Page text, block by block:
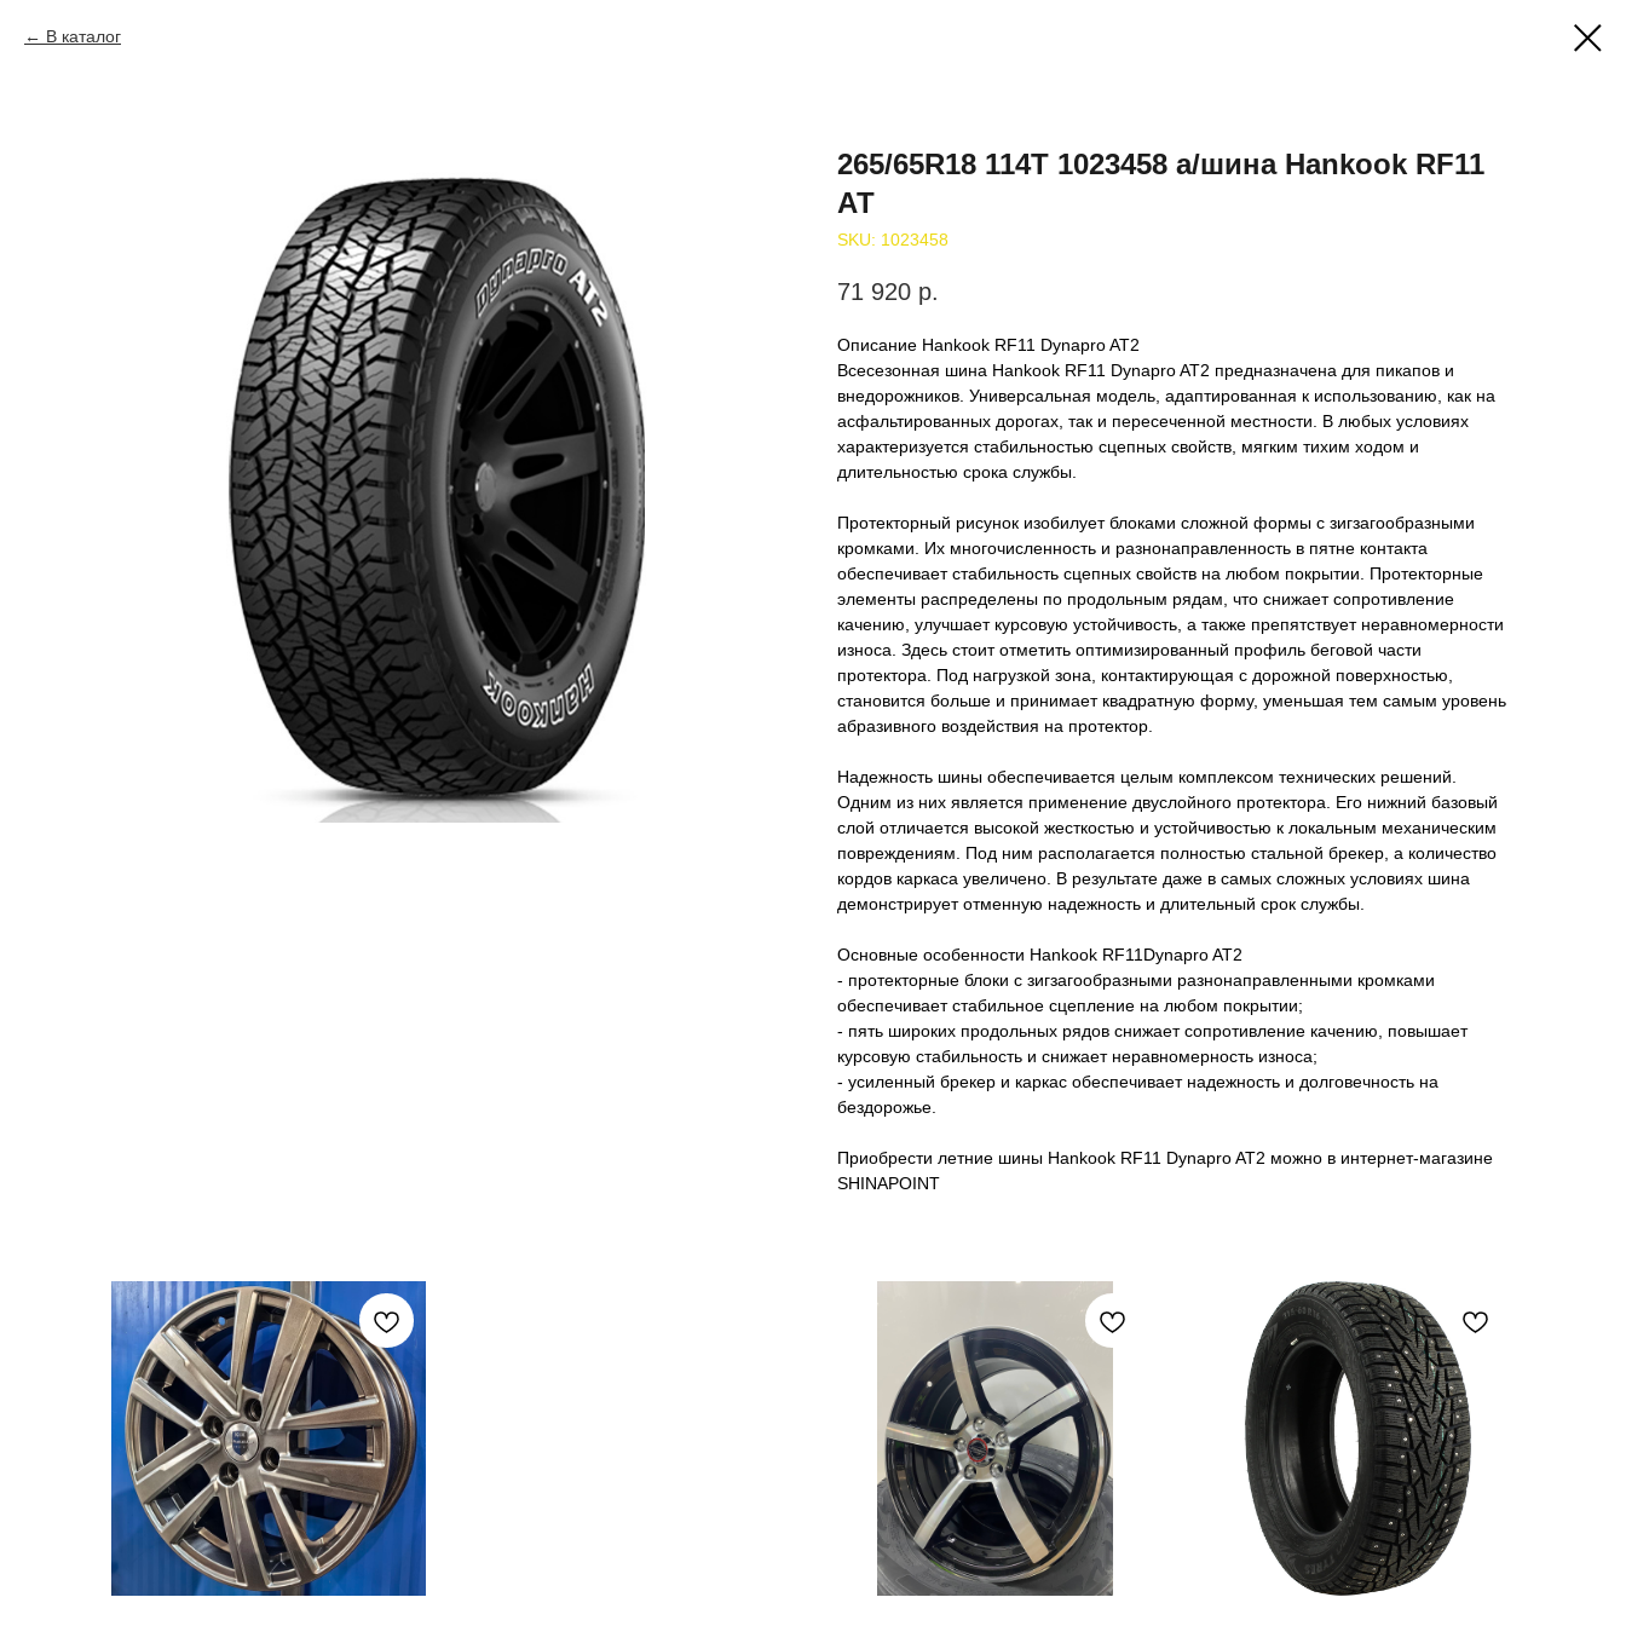
В каталог
265/65R18 114T 1023458 а/шина Hankook RF11
АТ
SKU: 1023458
71 920 р.
Описание Hankook RF11 Dynapro AT2
Всесезонная шина Hankook RF11 Dynapro AT2 предназначена для пикапов и
внедорожников. Универсальная модель, адаптированная к использованию, как на
асфальтированных дорогах, так и пересеченной местности. В любых условиях
характеризуется стабильностью сцепных свойств, мягким тихим ходом и
длительностью срока службы.
Протекторный рисунок изобилует блоками сложной формы с зигзагообразными
кромками. Их многочисленность и разнонаправленность в пятне контакта
обеспечивает стабильность сцепных свойств на любом покрытии. Протекторные
элементы распределены по продольным рядам, что снижает сопротивление
качению, улучшает курсовую устойчивость, а также препятствует неравномерности
износа. Здесь стоит отметить оптимизированный профиль беговой части
протектора. Под нагрузкой зона, контактирующая с дорожной поверхностью,
становится больше и принимает квадратную форму, уменьшая тем самым уровень
абразивного воздействия на протектор.
Надежность шины обеспечивается целым комплексом технических решений.
Одним из них является применение двуслойного протектора. Его нижний базовый
слой отличается высокой жесткостью и устойчивостью к локальным механическим
повреждениям. Под ним располагается полностью стальной брекер, а количество
кордов каркаса увеличено. В результате даже в самых сложных условиях шина
демонстрирует отменную надежность и длительный срок службы.
Основные особенности Hankook RF11Dynapro AT2
- протекторные блоки с зигзагообразными разнонаправленными кромками
обеспечивает стабильное сцепление на любом покрытии;
- пять широких продольных рядов снижает сопротивление качению, повышает
курсовую стабильность и снижает неравномерность износа;
- усиленный брекер и каркас обеспечивает надежность и долговечность на
бездорожье.
Приобрести летние шины Hankook RF11 Dynapro AT2 можно в интернет-магазине
SHINAPOINT